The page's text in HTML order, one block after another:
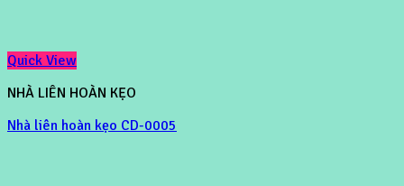
Quick View
NHÀ LIÊN HOÀN KẸO
Nhà liên hoàn kẹo CD-0005